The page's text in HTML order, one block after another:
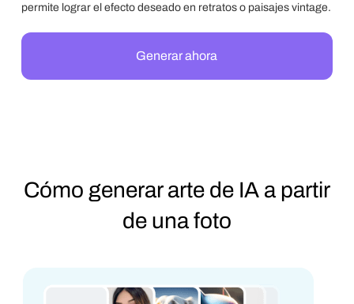
permite lograr el efecto deseado en retratos o paisajes vintage.
Generar ahora
Cómo generar arte de IA a partir
de una foto